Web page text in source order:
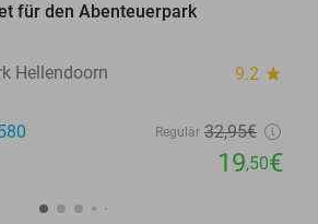
für den Abenteuerpark
Hellendoorn
9.2 star
Regulär 32,95€
19,50€